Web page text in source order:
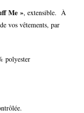
Me », extensible. À
vos vêtements, par
polyester